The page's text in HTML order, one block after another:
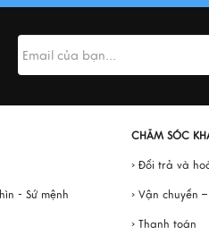
- Sứ mệnh
CHĂM SÓC
› Đổi trả và
› Vận chuyển
› Thanh toán